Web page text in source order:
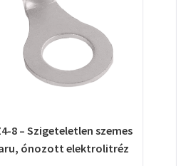
8 – Szigeteletlen szemes
ónozott elektrolitréz